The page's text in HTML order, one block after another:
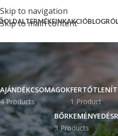
Skip to navigation
Skip to main content
TERMÉKEINKAKCIÓBLOG
AJÁNDÉKCSOMAGOK
4 Products
1 Product
3 Products